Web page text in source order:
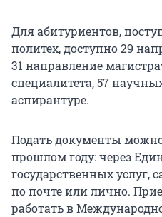
Для абитуриентов,
политех, доступно 29
31 направление
специалитета, 57
аспирантуре.
Подать документы
прошлом году: через
государственных услуг,
по почте или лично.
работать в